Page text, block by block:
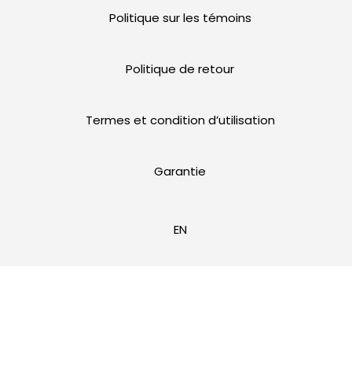
Politique sur les témoins
Politique de retour
Termes et condition d’utilisation
Garantie
EN